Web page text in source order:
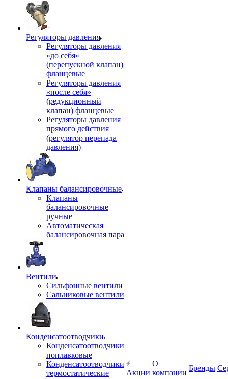
Регуляторы давления
Регуляторы давления
«до себя»
(перепускной клапан)
фланцевые
Регуляторы давления
«после себя»
(редукционный
клапан) фланцевые
Регуляторы давления
прямого действия
(регулятор перепада
давления)
Клапаны балансировочные
Клапаны
балансировочные
ручные
Автоматическая
балансировочная пара
Вентили
Сильфонные вентили
Сальниковые вентили
Конденсатоотводчики
Конденсатоотводчики
поплавковые
Конденсатоотводчики
термостатические
Акции
О
компании
Бренды